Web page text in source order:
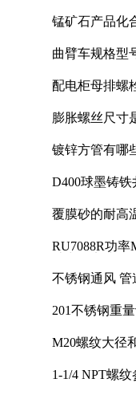
锰矿石产品化
曲臂车规格型
配电柜母排螺
膨胀螺丝尺寸
镀锌方管有哪
D400球墨铸
覆膜砂的耐高
RU7088R功率
不锈钢通风 管
201不锈钢重
M20螺纹大径
1-1/4 NPT螺